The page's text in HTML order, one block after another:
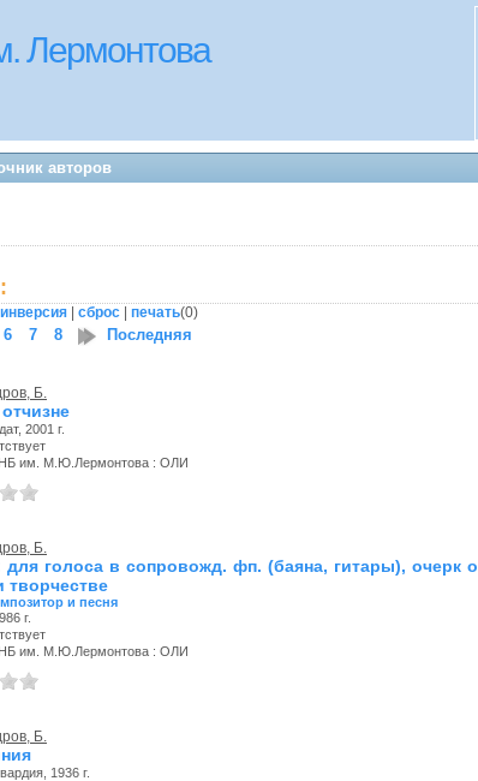
Лермонтова
авторов
инверсия сброс печать(0)
6 7 8 Последняя
Б.
2001 г.
им. М.Ю.Лермонтова : ОЛИ
Б.
для голоса в сопровожд. фп. (баяна, гитары), очерк о
творчестве
и песня
г.
им. М.Ю.Лермонтова : ОЛИ
Б.
1936 г.